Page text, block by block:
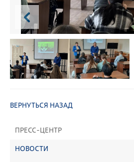
ПРЕСС-ЦЕНТР
НОВОСТИ
ВЕРНУТЬСЯ НАЗАД